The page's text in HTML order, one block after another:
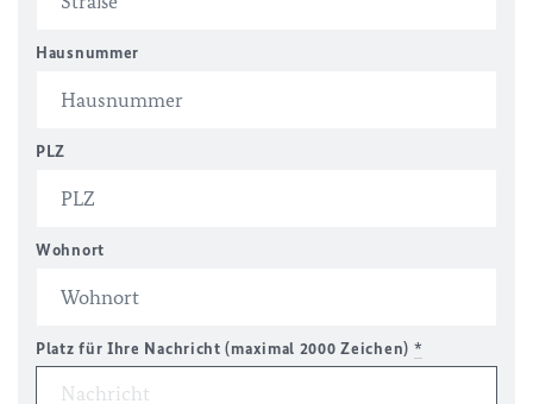
Hausnummer
PLZ
Wohnort
Platz für Ihre Nachricht (maximal 2000 Zeichen) *